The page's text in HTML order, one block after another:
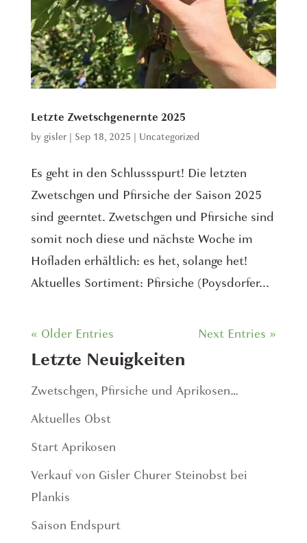
Letzte Zwetschgenernte 2025
by gisler| Sep 18, 2025 | Uncategorized
Es geht in den Schlussspurt! Die letzten
Zwetschgen und Pfirsiche der Saison 2025
sind geerntet. Zwetschgen und Pfirsiche sind
somit noch diese und nächste Woche im
Hofladen erhältlich: es het, solange het!
Aktuelles Sortiment: Pfirsiche (Poysdorfer...
« Older Entries Next Entries »
Letzte Neuigkeiten
Zwetschgen, Pfirsiche und Aprikosen…
Aktuelles Obst
Start Aprikosen
Verkauf von Gisler Churer Steinobst bei
Plankis
Saison Endspurt